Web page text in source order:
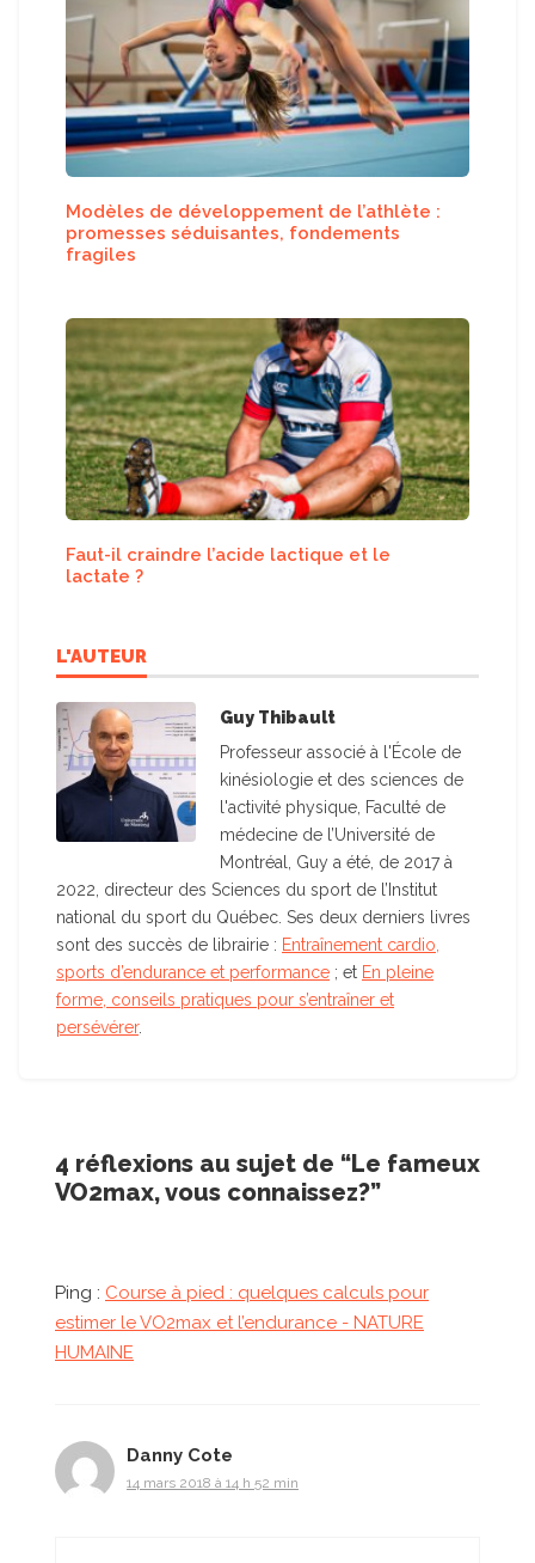
Modèles de développement de l’athlète :
promesses séduisantes, fondements
fragiles
Faut-il craindre l’acide lactique et le
lactate ?
L'AUTEUR
Guy Thibault
Professeur associé à l'École de
kinésiologie et des sciences de
l'activité physique, Faculté de
médecine de l’Université de
Montréal, Guy a été, de 2017 à
2022, directeur des Sciences du sport de l’Institut
national du sport du Québec. Ses deux derniers livres
sont des succès de librairie : Entraînement cardio,
sports d’endurance et performance ; et En pleine
forme, conseils pratiques pour s’entraîner et
persévérer.
4 réflexions au sujet de “Le fameux
VO2max, vous connaissez?”
Ping : Course à pied : quelques calculs pour
estimer le VO2max et l’endurance - NATURE
HUMAINE
Danny Cote
14 mars 2018 à 14 h 52 min